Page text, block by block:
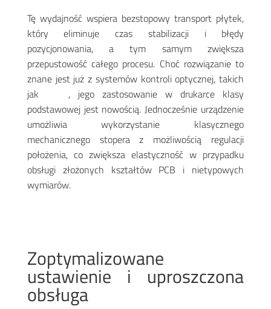
Tę wydajność wspiera bezstopowy transport płytek,
który eliminuje czas stabilizacji i błędy
pozycjonowania, a tym samym zwiększa
przepustowość całego procesu. Choć rozwiązanie to
znane jest już z systemów kontroli optycznej, takich
jak
, jego zastosowanie w drukarce klasy
podstawowej jest nowością. Jednocześnie urządzenie
umożliwia wykorzystanie klasycznego
mechanicznego stopera z możliwością regulacji
położenia, co zwiększa elastyczność w przypadku
obsługi złożonych kształtów PCB i nietypowych
wymiarów.
Zoptymalizowane
ustawienie i uproszczona
obsługa